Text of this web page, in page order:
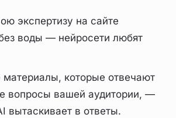
экспертизу на сайте
воды — нейросети любят
материалы, которые отвечают
вопросы вашей аудитории, —
вытаскивает в ответы.